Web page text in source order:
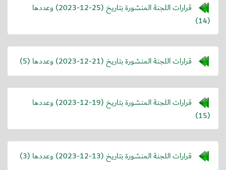
قرارات اللجنة المنشورة بتاريخ (2023-12-25) وعددها
(14)
قرارات اللجنة المنشورة بتاريخ (2023-12-21) وعددها (5)
قرارات اللجنة المنشورة بتاريخ (2023-12-19) وعددها
(15)
قرارات اللجنة المنشورة بتاريخ (2023-12-13) وعددها (3)